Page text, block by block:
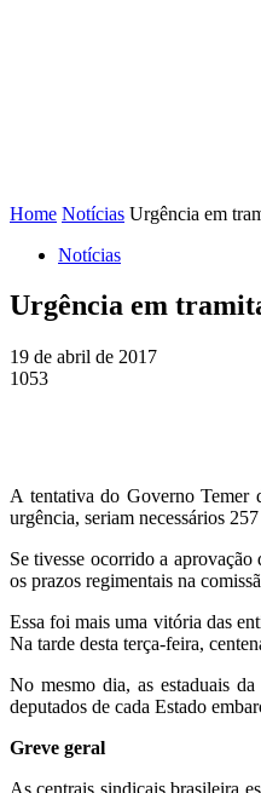
Home Notícias Urgência em
Notícias
Urgência em
19 de abril de 2017
1053
A tentativa do Governo Temer
urgência, seriam necessários
Se tivesse ocorrido a
os prazos regimentais na
Essa foi mais uma vitória das
Na tarde desta terça-feira,
No mesmo dia, as estaduais
deputados de cada Estado
Greve geral